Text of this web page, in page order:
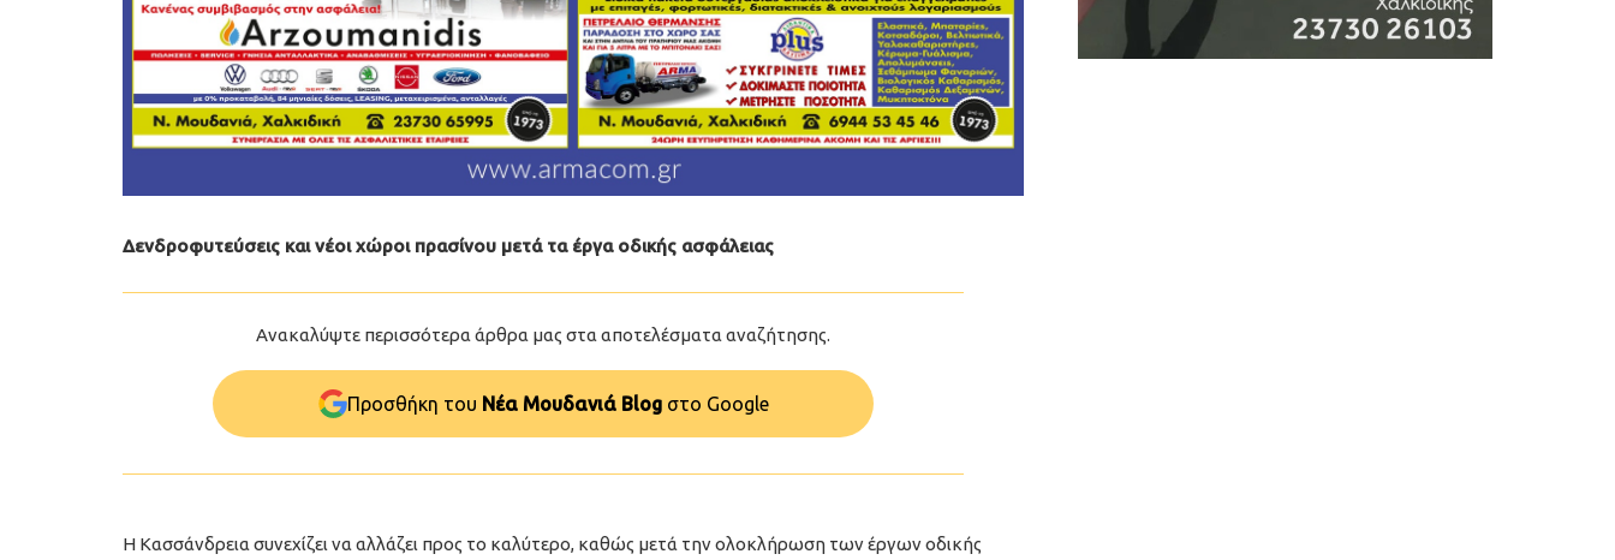
Δενδροφυτεύσεις και νέοι χώροι πρασίνου μετά τα έργα οδικής ασφάλειας
Ανακαλύψτε περισσότερα άρθρα μας στα αποτελέσματα αναζήτησης.
Προσθήκη του Νέα Μουδανιά Blogστo Google
Η Κασσάνδρεια συνεχίζει να αλλάζει προς το καλύτερο, καθώς μετά την ολοκλήρωση των έργων οδικής